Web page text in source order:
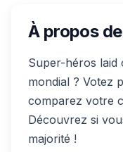
À propos
Super-héros laid
mondial ? Votez
comparez votre
Découvrez si
majorité !